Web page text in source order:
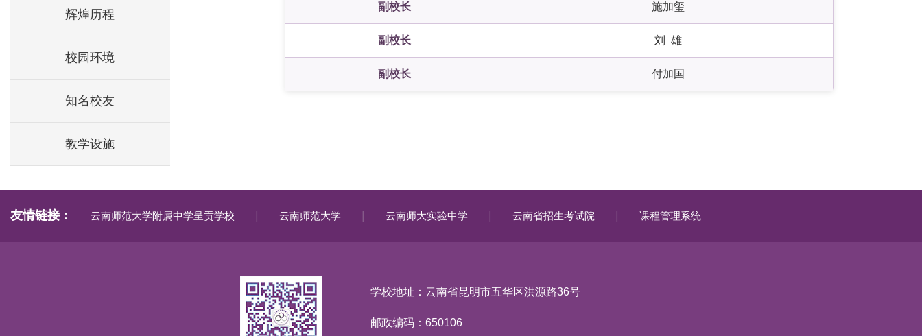
辉煌历程
校园环境
知名校友
教学设施
副校长 施加玺
副校长 刘 雄
副校长 付加国
友情链接： 云南师范大学附属中学呈贡学校 云南师范大学 云南师大实验中学 云南省招生考试院 课程管理系统
学校地址：云南省昆明市五华区洪源路36号
邮政编码：650106